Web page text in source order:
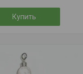
Купить